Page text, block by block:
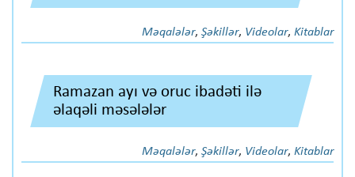
Məqalələr, Şəkillər, Videolar, Kitablar
Ramazan ayı və oruc ibadəti ilə
əlaqəli məsələlər
Məqalələr, Şəkillər, Videolar, Kitablar